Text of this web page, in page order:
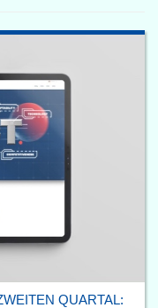
QUARTAL: